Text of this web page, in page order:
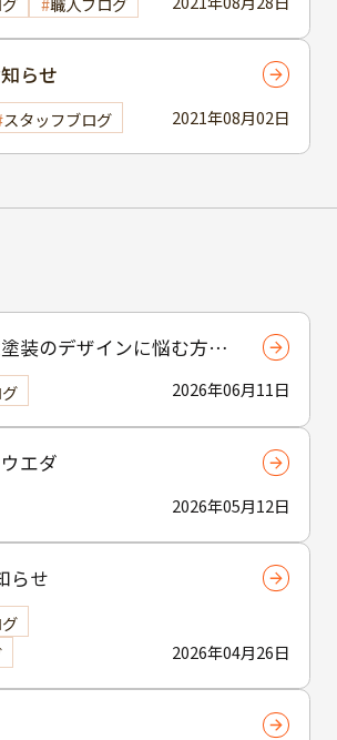
装のデザインに悩む方へ
を防ぐポイント
2026年06月11日
エダ
2026年05月12日
らせ
2026年04月26日
2021年08月02日
らせ
スタッフブログ